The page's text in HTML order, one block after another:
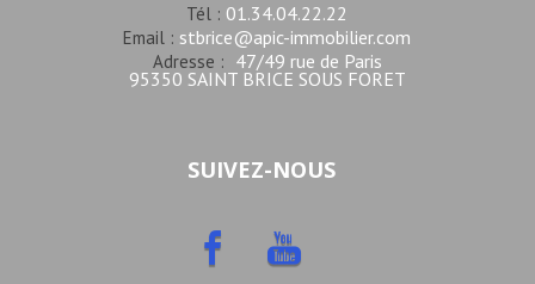
Tél : 01.34.04.22.22
Email : stbrice@apic-immobilier.com
Adresse : 47/49 rue de Paris
95350 SAINT BRICE SOUS FORET
SUIVEZ-NOUS